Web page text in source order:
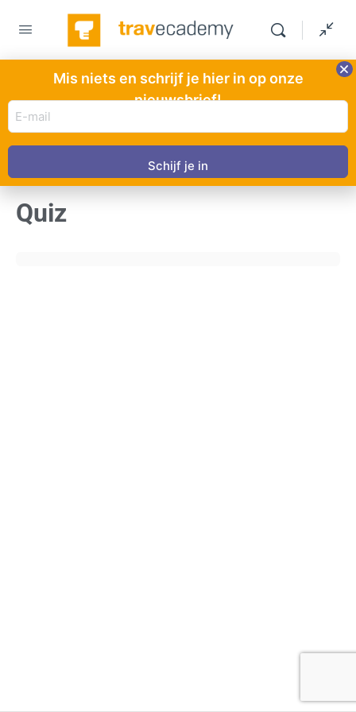
QUIZ 1
Quiz
Mis niets en schrijf je hier in op onze
nieuwsbrief!
E-
mail
adres